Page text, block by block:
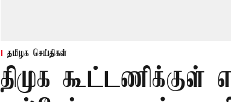
தமிழக செய்திகள்
திமுக கூட்டணிக்குள்